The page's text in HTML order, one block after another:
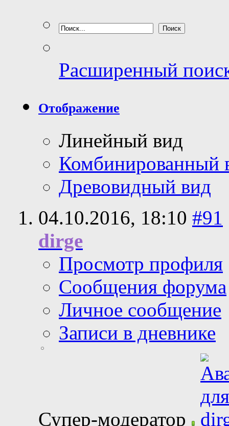
Расширенный
Отображение
Линейный вид
Комбинированный
Древовидный вид
04.10.2016, 18:10 #91
dirge
Просмотр профиля
Сообщения форума
Личное сообщение
Записи в дневнике
Супер-модератор